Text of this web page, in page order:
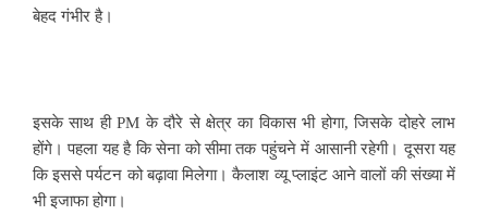
बेहद गंभीर है।
इसके साथ ही PM के दौरे से क्षेत्र का विकास भी होगा, जिसके दोहरे लाभ
होंगे। पहला यह है कि सेना को सीमा तक पहुंचने में आसानी रहेगी। दूसरा यह
कि इससे पर्यटन को बढ़ावा मिलेगा। कैलाश व्यू प्लाइंट आने वालों की संख्या में
भी इजाफा होगा।